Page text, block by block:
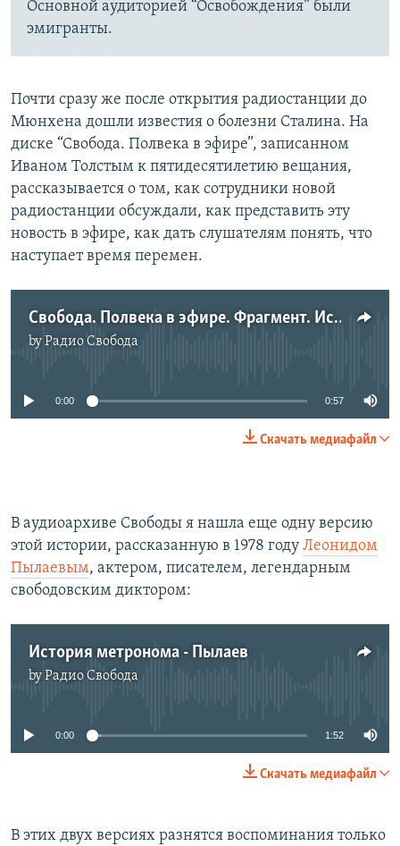
Основной аудиторией “Освобождения” были
эмигранты.
Почти сразу же после открытия радиостанции до
Мюнхена дошли известия о болезни Сталина. На
диске “Свобода. Полвека в эфире”, записанном
Иваном Толстым к пятидесятилетию вещания,
рассказывается о том, как сотрудники новой
радиостанции обсуждали, как представить эту
новость в эфире, как дать слушателям понять, что
наступает время перемен.
Свобода. Полвека в эфире. Фрагмент. История метронома
byРадио Свобода
No media source currently available
0:00 0:57
Скачать медиафайл
В аудиоархиве Свободы я нашла еще одну версию
этой истории, рассказанную в 1978 году Леонидом
Пылаевым, актером, писателем, легендарным
свободовским диктором:
История метронома - Пылаев
byРадио Свобода
No media source currently available
0:00 1:52
Скачать медиафайл
В этих двух версиях разнятся воспоминания только